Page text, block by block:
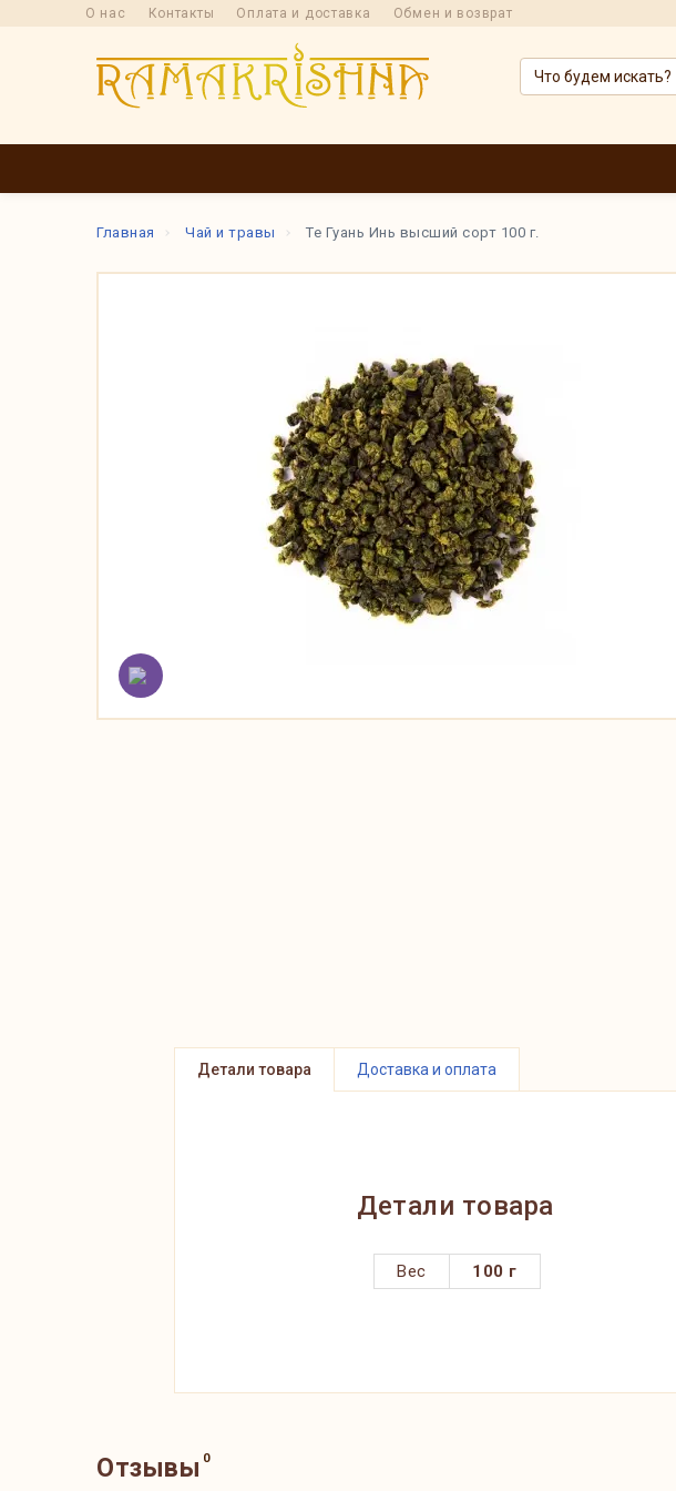
О нас Контакты Оплата и доставка Обмен и возврат
Главная Чай и травы Те Гуань Инь высший сорт 100 г.
Детали товара Доставка и оплата
Детали товара
Вес 100 г
Отзывы 0